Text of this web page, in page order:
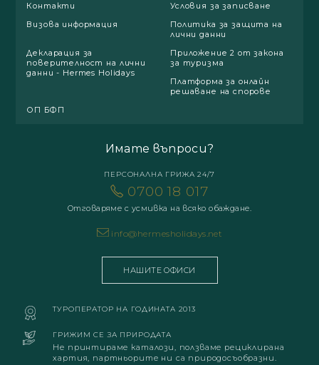
Контакти
Условия за записване
Визова информация
Политика за защита на
лични данни
Декларация за
поверителност на лични
данни - Hermes Holidays
Приложение 2 от закона
за туризма
Платформа за онлайн
решаване на спорове
ОП БФП
Имате въпроси?
ПЕРСОНАЛНА ГРИЖА 24/7
0700 18 017
Отговаряме с усмивка на всяко обаждане.
info@hermesholidays.net
НАШИТЕ ОФИСИ
ТУРОПЕРАТОР НА ГОДИНАТА 2013
ГРИЖИМ СЕ ЗА ПРИРОДАТА
Не принтираме каталози, ползваме рециклирана
хартия, партньорите ни са природосъобразни.